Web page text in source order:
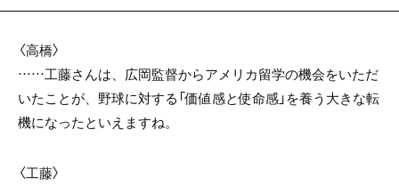
〈高橋〉
……工藤さんは、広岡監督からアメリカ留学の機会をいただ
いたことが、野球に対する「価値感と使命感」を養う大きな転
機になったといえますね。
〈工藤〉